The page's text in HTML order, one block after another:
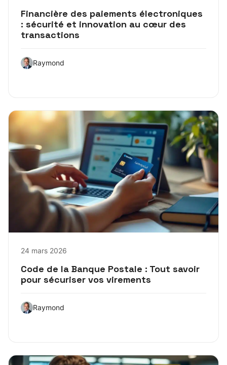
Financière des paiements électroniques
: sécurité et innovation au cœur des
transactions
Raymond
24 mars 2026
Code de la Banque Postale : Tout savoir
pour sécuriser vos virements
Raymond